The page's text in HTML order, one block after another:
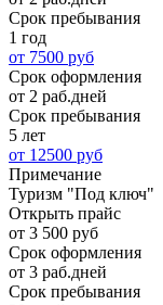
Срок пребывания
1 год
от 7500 руб
Срок оформления
от 2 раб.дней
Срок пребывания
5 лет
от 12500 руб
Примечание
Туризм "Под ключ"
Открыть прайс
от 3 500 руб
Срок оформления
от 3 раб.дней
Срок пребывания